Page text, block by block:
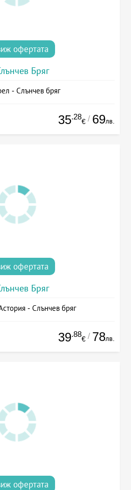
офертата
Бряг
- Слънчев бряг
35.28
€ / 69лв.
офертата
Бряг
- Слънчев бряг
39.88
€ / 78лв.
офертата